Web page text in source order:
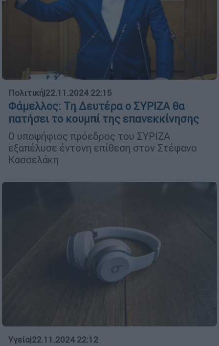
Πολιτική|22.11.2024 22:15
Φάμελλος: Τη Δευτέρα ο ΣΥΡΙΖΑ θα
πατήσει το κουμπί της επανεκκίνησης
Ο υποψήφιος πρόεδρος του ΣΥΡΙΖΑ
εξαπέλυσε έντονη επίθεση στον Στέφανο
Κασσελάκη
Υγεία|22.11.2024 22:12